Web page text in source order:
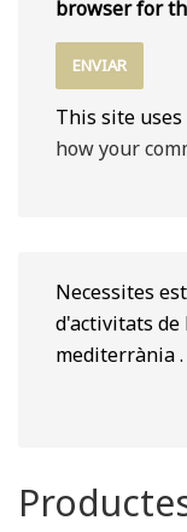
browser for
This site uses
how your
Necessites
d'activitats de
mediterrània .